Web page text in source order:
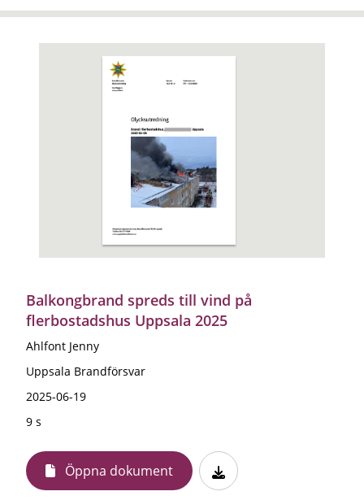
Balkongbrand spreds till vind på
flerbostadshus Uppsala 2025
Ahlfont Jenny
Uppsala Brandförsvar
2025-06-19
9 s
Öppna dokument